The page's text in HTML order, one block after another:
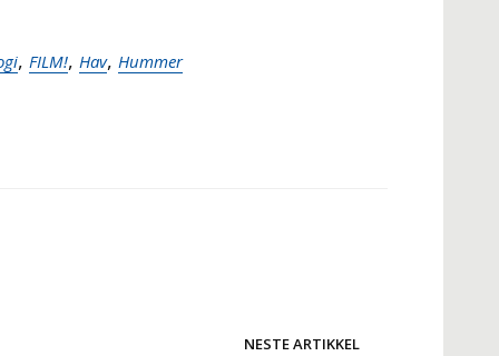
, FILM!, Hav, Hummer
NESTE ARTIKKEL